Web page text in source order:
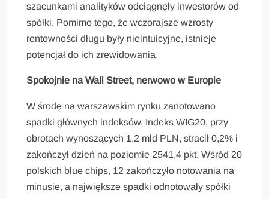
szacunkami analityków odciągnęły inwestorów od
spółki. Pomimo tego, że wczorajsze wzrosty
rentowności długu były nieintuicyjne, istnieje
potencjał do ich zrewidowania.
Spokojnie na Wall Street, nerwowo w Europie
W środę na warszawskim rynku zanotowano
spadki głównych indeksów. Indeks WIG20, przy
obrotach wynoszących 1,2 mld PLN, stracił 0,2% i
zakończył dzień na poziomie 2541,4 pkt. Wśród 20
polskich blue chips, 12 zakończyło notowania na
minusie, a największe spadki odnotowały spółki